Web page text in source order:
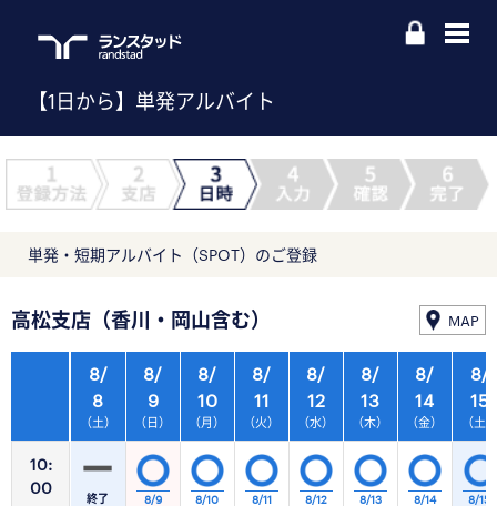
【1日から】単発アルバイト
単発・短期アルバイト（SPOT）のご登録
高松支店（香川・岡山含む） MAP
10:
00
8/
8
（土）
8/
9
（日）
8/
10
（月）
8/
11
（火）
8/
12
（水）
8/
13
（木）
8/
14
（金）
終了 8/9 8/10 8/11 8/12 8/13 8/14
8/
15
（土）
8/15